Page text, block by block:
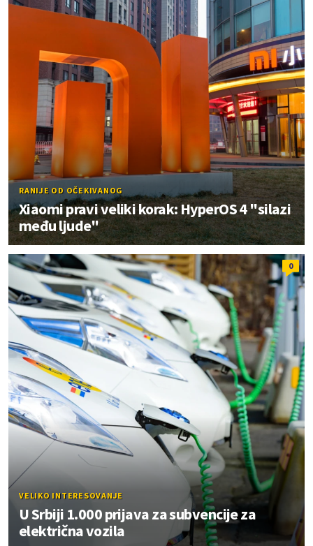
RANIJE OD OČEKIVANOG
Xiaomi pravi veliki korak: HyperOS 4 "silazi
među ljude"
0
VELIKO INTERESOVANJE
U Srbiji 1.000 prijava za subvencije za
električna vozila